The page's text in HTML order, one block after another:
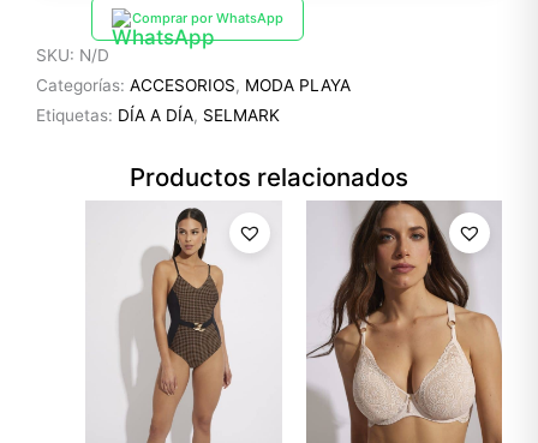
Comprar por WhatsApp
SKU: N/D
Categorías: ACCESORIOS, MODA PLAYA
Etiquetas: DÍA A DÍA, SELMARK
Productos relacionados